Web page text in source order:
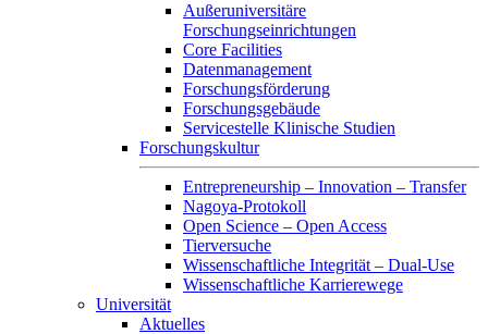
Außeruniversitäre
Forschungseinrichtungen
Core Facilities
Datenmanagement
Forschungsförderung
Forschungsgebäude
Servicestelle Klinische Studien
Forschungskultur
Entrepreneurship – Innovation – Transfer
Nagoya-Protokoll
Open Science – Open Access
Tierversuche
Wissenschaftliche Integrität – Dual-Use
Wissenschaftliche Karrierewege
Universität
Aktuelles